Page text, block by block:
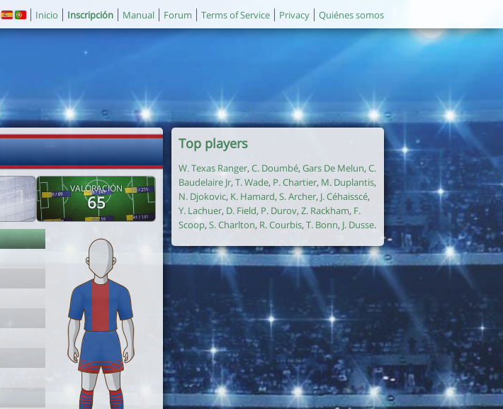
Inicio Inscripción Manual Forum Terms of Service Privacy Quiénes somos
VALORACIÓN
65
Top players
W. Texas Ranger, C. Doumbé, Gars De Melun, C.
Baudelaire Jr, T. Wade, P. Chartier, M. Duplantis,
N. Djokovic, K. Hamard, S. Archer, J. Céhaisscé,
Y. Lachuer, D. Field, P. Durov, Z. Rackham, F.
Scoop, S. Charlton, R. Courbis, T. Bonn, J. Dusse.